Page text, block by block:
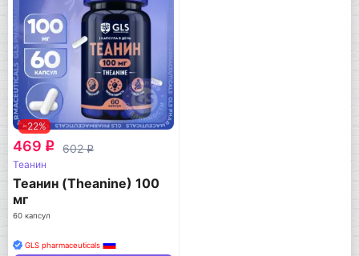
-22%
469 q 602q
Теанин
Теанин (Theanine) 100
мг
60 капсул
GLS pharmaceuticals